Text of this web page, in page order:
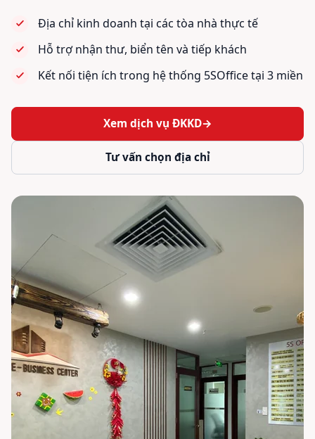
Địa chỉ kinh doanh tại các tòa nhà thực tế
Hỗ trợ nhận thư, biển tên và tiếp khách
Kết nối tiện ích trong hệ thống 5SOffice tại 3 miền
Xem dịch vụ ĐKKD→
Tư vấn chọn địa chỉ